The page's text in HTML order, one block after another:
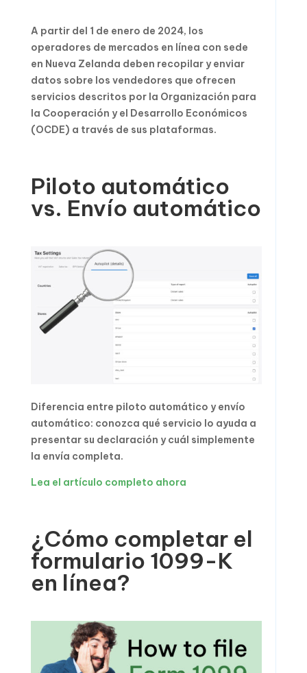
A partir del 1 de enero de 2024, los
operadores de mercados en línea con sede
en Nueva Zelanda deben recopilar y enviar
datos sobre los vendedores que ofrecen
servicios descritos por la Organización para
la Cooperación y el Desarrollo Económicos
(OCDE) a través de sus plataformas.
Piloto automático
vs. Envío automático
Diferencia entre piloto automático y envío
automático: conozca qué servicio lo ayuda a
presentar su declaración y cuál simplemente
la envía completa.
Lea el artículo completo ahora
¿Cómo completar el
formulario 1099-K
en línea?